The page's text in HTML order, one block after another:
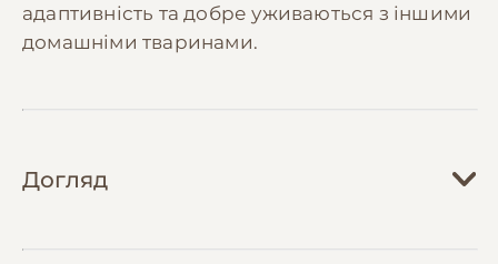
адаптивність та добре уживаються з іншими
домашніми тваринами.
Догляд